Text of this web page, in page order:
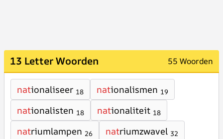
13 Letter Woorden 55 Woorden
nationaliseer 18 nationalismen 19
nationalisten 18 nationaliteit 18
natriumlampen 26 natriumzwavel 32